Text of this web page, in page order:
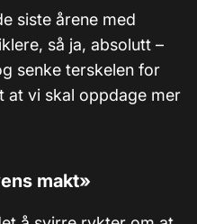
siste årene med
så ja, absolutt –
senke terskelen for
at vi skal oppdage mer
makt»